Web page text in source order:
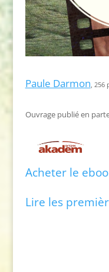
Paule Darmon ,
Ouvrage publié en
Acheter le
Lire les